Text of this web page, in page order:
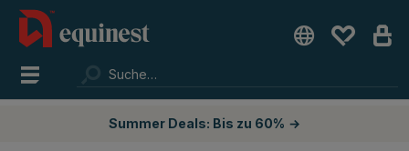
Summer Deals: Bis zu 60% →